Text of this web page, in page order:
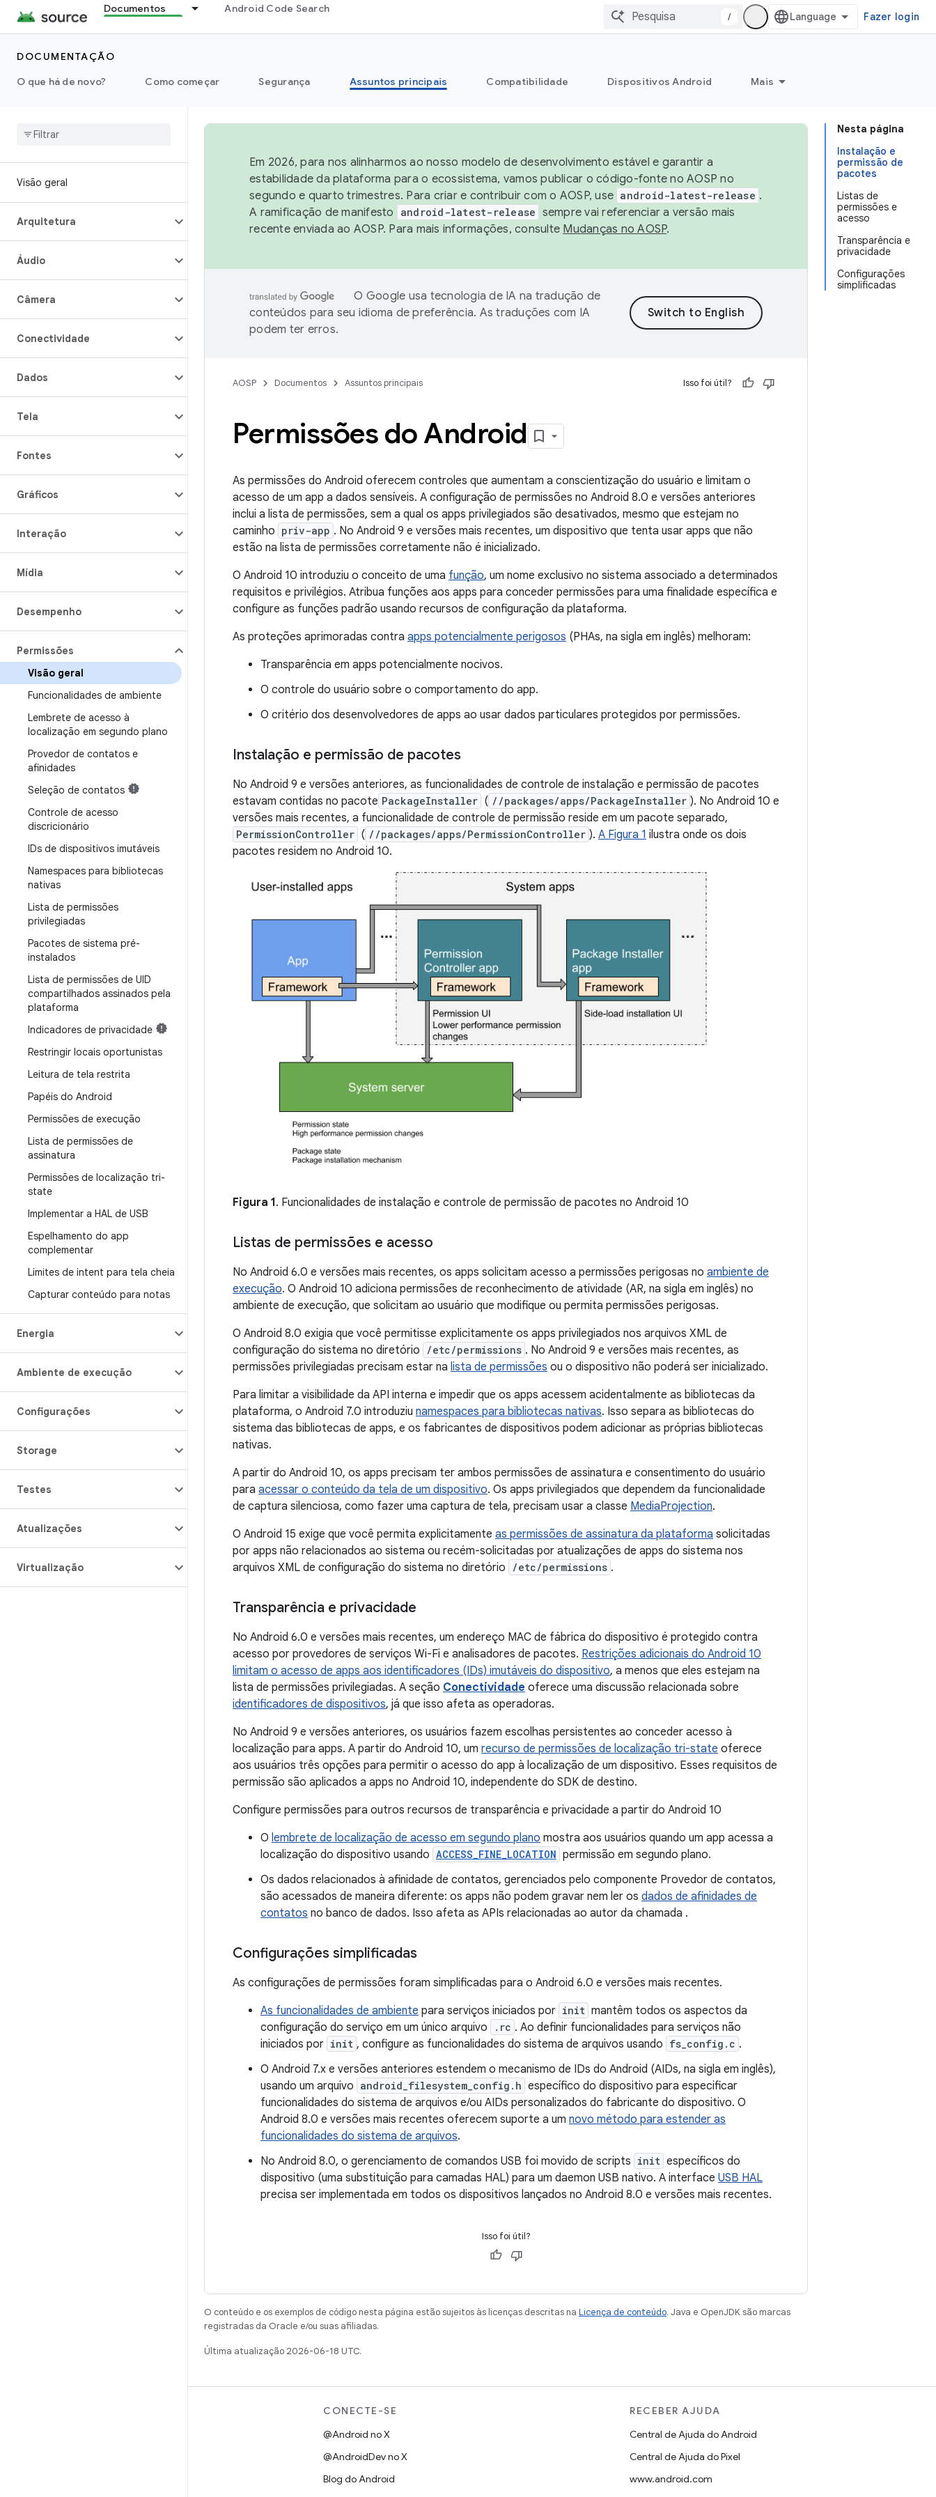
Documentos Android Code Search
/ Fazer login
DOCUMENTAÇÃO
O que há de novo?
Como começar Segurança Assuntos principais Compatibilidade Dispositivos Android Mais
Visão geral
Arquitetura
Áudio
Câmera
Conectividade
Dados
Tela
Fontes
Gráficos
Interação
Mídia
Desempenho
Permissões
Visão geral
Funcionalidades de ambiente
Lembrete de acesso à
localização em segundo plano
Provedor de contatos e
afinidades
Seleção de contatos
Controle de acesso
discricionário
IDs de dispositivos imutáveis
Namespaces para bibliotecas
nativas
Lista de permissões
privilegiadas
Pacotes de sistema pré-
instalados
Lista de permissões de UID
compartilhados assinados pela
plataforma
Indicadores de privacidade
Restringir locais oportunistas
Leitura de tela restrita
Papéis do Android
Permissões de execução
Lista de permissões de
assinatura
Permissões de localização tri-
state
Implementar a HAL de USB
Espelhamento do app
complementar
Limites de intent para tela cheia
Capturar conteúdo para notas
Energia
Ambiente de execução
Configurações
Storage
Testes
Atualizações
Virtualização
Nesta página
Instalação e
permissão de
pacotes
Listas de
permissões e
acesso
Transparência e
privacidade
Configurações
simplificadas
Em 2026, para nos alinharmos ao nosso modelo de desenvolvimento estável e garantir a
estabilidade da plataforma para o ecossistema, vamos publicar o código-fonte no AOSP no
segundo e quarto trimestres. Para criar e contribuir com o AOSP, use android-latest-release .
A ramificação de manifesto
android-latest-release sempre vai referenciar a versão mais
recente enviada ao AOSP. Para mais informações, consulte Mudanças no AOSP.
O Google usa tecnologia de IA na tradução de
conteúdos para seu idioma de preferência. As traduções com IA
podem ter erros.
AOSP Documentos Assuntos principais Isso foi útil?
Permissões do Android
As permissões do Android oferecem controles que aumentam a conscientização do usuário e limitam o
acesso de um app a dados sensíveis. A configuração de permissões no Android 8.0 e versões anteriores
inclui a lista de permissões, sem a qual os apps privilegiados são desativados, mesmo que estejam no
caminho priv-app . No Android 9 e versões mais recentes, um dispositivo que tenta usar apps que não
estão na lista de permissões corretamente não é inicializado.
O Android 10 introduziu o conceito de uma função, um nome exclusivo no sistema associado a determinados
requisitos e privilégios. Atribua funções aos apps para conceder permissões para uma finalidade específica e
configure as funções padrão usando recursos de configuração da plataforma.
As proteções aprimoradas contra apps potencialmente perigosos (PHAs, na sigla em inglês) melhoram:
Transparência em apps potencialmente nocivos.
O controle do usuário sobre o comportamento do app.
O critério dos desenvolvedores de apps ao usar dados particulares protegidos por permissões.
Instalação e permissão de pacotes
No Android 9 e versões anteriores, as funcionalidades de controle de instalação e permissão de pacotes
estavam contidas no pacote PackageInstaller ( //packages/apps/PackageInstaller ). No Android 10 e
versões mais recentes, a funcionalidade de controle de permissão reside em um pacote separado,
PermissionController ( //packages/apps/PermissionController ). A Figura 1 ilustra onde os dois
pacotes residem no Android 10.
Figura 1. Funcionalidades de instalação e controle de permissão de pacotes no Android 10
Listas de permissões e acesso
No Android 6.0 e versões mais recentes, os apps solicitam acesso a permissões perigosas no ambiente de
execução. O Android 10 adiciona permissões de reconhecimento de atividade (AR, na sigla em inglês) no
ambiente de execução, que solicitam ao usuário que modifique ou permita permissões perigosas.
O Android 8.0 exigia que você permitisse explicitamente os apps privilegiados nos arquivos XML de
configuração do sistema no diretório
/etc/permissions . No Android 9 e versões mais recentes, as
permissões privilegiadas precisam estar na lista de permissões ou o dispositivo não poderá ser inicializado.
Para limitar a visibilidade da API interna e impedir que os apps acessem acidentalmente as bibliotecas da
plataforma, o Android 7.0 introduziu namespaces para bibliotecas nativas. Isso separa as bibliotecas do
sistema das bibliotecas de apps, e os fabricantes de dispositivos podem adicionar as próprias bibliotecas
nativas.
A partir do Android 10, os apps precisam ter ambos permissões de assinatura e consentimento do usuário
para acessar o conteúdo da tela de um dispositivo. Os apps privilegiados que dependem da funcionalidade
de captura silenciosa, como fazer uma captura de tela, precisam usar a classe MediaProjection.
O Android 15 exige que você permita explicitamente as permissões de assinatura da plataforma solicitadas
por apps não relacionados ao sistema ou recém-solicitadas por atualizações de apps do sistema nos
arquivos XML de configuração do sistema no diretório
/etc/permissions .
Transparência e privacidade
No Android 6.0 e versões mais recentes, um endereço MAC de fábrica do dispositivo é protegido contra
acesso por provedores de serviços Wi-Fi e analisadores de pacotes. Restrições adicionais do Android 10
limitam o acesso de apps aos identificadores (IDs) imutáveis do dispositivo, a menos que eles estejam na
lista de permissões privilegiadas. A seção Conectividade oferece uma discussão relacionada sobre
identificadores de dispositivos, já que isso afeta as operadoras.
No Android 9 e versões anteriores, os usuários fazem escolhas persistentes ao conceder acesso à
localização para apps. A partir do Android 10, um recurso de permissões de localização tri-state oferece
aos usuários três opções para permitir o acesso do app à localização de um dispositivo. Esses requisitos de
permissão são aplicados a apps no Android 10, independente do SDK de destino.
Configure permissões para outros recursos de transparência e privacidade a partir do Android 10
O lembrete de localização de acesso em segundo plano mostra aos usuários quando um app acessa a
localização do dispositivo usando ACCESS_FINE_LOCATION permissão em segundo plano.
Os dados relacionados à afinidade de contatos, gerenciados pelo componente Provedor de contatos,
são acessados de maneira diferente: os apps não podem gravar nem ler os dados de afinidades de
contatos no banco de dados. Isso afeta as APIs relacionadas ao autor da chamada .
Configurações simplificadas
As configurações de permissões foram simplificadas para o Android 6.0 e versões mais recentes.
As funcionalidades de ambiente para serviços iniciados por init mantêm todos os aspectos da
configuração do serviço em um único arquivo
.rc . Ao definir funcionalidades para serviços não
iniciados por init , configure as funcionalidades do sistema de arquivos usando fs_config.c .
O Android 7.x e versões anteriores estendem o mecanismo de IDs do Android (AIDs, na sigla em inglês),
usando um arquivo android_filesystem_config.h específico do dispositivo para especificar
funcionalidades do sistema de arquivos e/ou AIDs personalizados do fabricante do dispositivo. O
Android 8.0 e versões mais recentes oferecem suporte a um novo método para estender as
funcionalidades do sistema de arquivos.
No Android 8.0, o gerenciamento de comandos USB foi movido de scripts init específicos do
dispositivo (uma substituição para camadas HAL) para um daemon USB nativo. A interface USB HAL
precisa ser implementada em todos os dispositivos lançados no Android 8.0 e versões mais recentes.
Isso foi útil?
O conteúdo e os exemplos de código nesta página estão sujeitos às licenças descritas na Licença de conteúdo. Java e OpenJDK são marcas
registradas da Oracle e/ou suas afiliadas.
Última atualização 2026-06-18 UTC.
CONECTE-SE
@Android no X
@AndroidDev no X
Blog do Android
RECEBER AJUDA
Central de Ajuda do Android
Central de Ajuda do Pixel
www.android.com